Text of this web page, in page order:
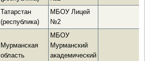
Татарстан
(республика)
МБОУ Лицей
№2
Мурманская
область
МБОУ
Мурманский
академический